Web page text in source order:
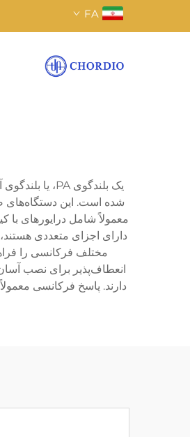
FA
شده است. این دستگاه‌های
دارای اجزای متعددی
مختلف فرکانسی را